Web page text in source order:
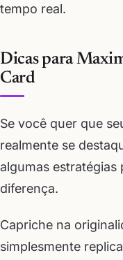
tempo real.
Dicas para
Card
Se você quer que
realmente se
algumas estratégias
diferença.
Capriche na
simplesmente